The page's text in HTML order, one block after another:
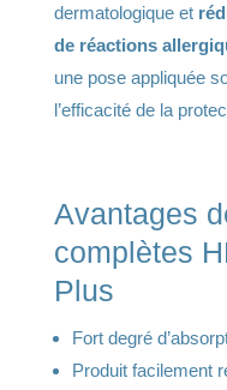
dermatologique et
de réactions
une pose appliquée
l’efficacité de la
Avantages
complètes
Plus
Fort degré
Produit facilement